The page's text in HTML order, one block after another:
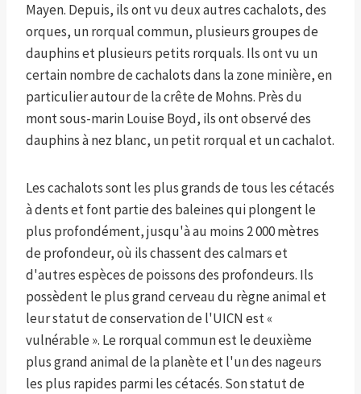
Mayen. Depuis, ils ont vu deux autres cachalots, des
orques, un rorqual commun, plusieurs groupes de
dauphins et plusieurs petits rorquals. Ils ont vu un
certain nombre de cachalots dans la zone minière, en
particulier autour de la crête de Mohns. Près du
mont sous-marin Louise Boyd, ils ont observé des
dauphins à nez blanc, un petit rorqual et un cachalot.
Les cachalots sont les plus grands de tous les cétacés
à dents et font partie des baleines qui plongent le
plus profondément, jusqu'à au moins 2 000 mètres
de profondeur, où ils chassent des calmars et
d'autres espèces de poissons des profondeurs. Ils
possèdent le plus grand cerveau du règne animal et
leur statut de conservation de l'UICN est «
vulnérable ». Le rorqual commun est le deuxième
plus grand animal de la planète et l'un des nageurs
les plus rapides parmi les cétacés. Son statut de